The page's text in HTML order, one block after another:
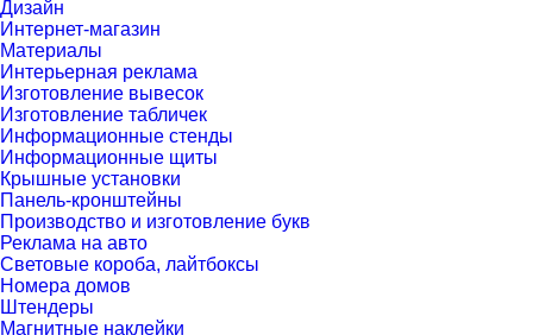
Дизайн
Интернет-магазин
Материалы
Интерьерная реклама
Изготовление вывесок
Изготовление табличек
Информационные стенды
Информационные щиты
Крышные установки
Панель-кронштейны
Производство и изготовление букв
Реклама на авто
Световые короба, лайтбоксы
Номера домов
Штендеры
Магнитные наклейки